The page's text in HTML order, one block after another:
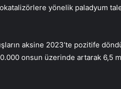
yönelik paladyum
aksine 2023’te pozitife
onsun üzerinde artarak 6,5